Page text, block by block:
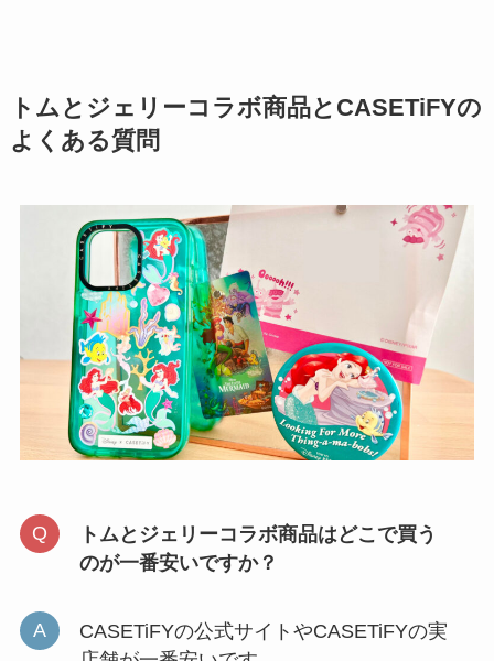
トムとジェリーコラボ商品とCASETiFYの
よくある質問
トムとジェリーコラボ商品はどこで買う
のが一番安いですか？
CASETiFYの公式サイトやCASETiFYの実